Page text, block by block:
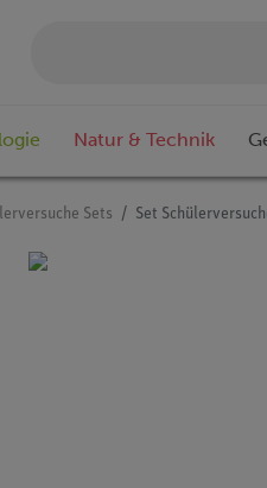
Natur & Technik
Sets Set